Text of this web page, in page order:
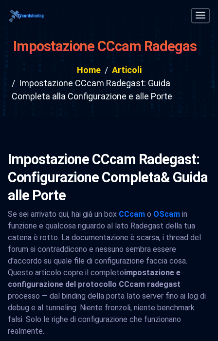
Impostazione CCcam Radegast:
Guida Completa alla
Configurazione e alle Porte
Home
Articoli
Impostazione CCcam Radegast: Guida
Completa alla Configurazione e alle Porte
Impostazione CCcam Radegast:
Configurazione Completa& Guida
alle Porte
Se sei arrivato qui, hai già un box CCcam o OScam in
funzione e qualcosa riguardo al lato Radegast della tua
catena è rotto. La documentazione è scarsa, i thread del
forum si contraddicono e nessuno sembra essere
d'accordo su quale file di configurazione faccia cosa.
Questo articolo copre il completoimpostazione e
configurazione del protocollo CCcam radegast
processo — dal binding della porta lato server fino ai log di
debug e al tunneling. Niente fronzoli, niente benchmark
falsi. Solo le righe di configurazione che funzionano
realmente.